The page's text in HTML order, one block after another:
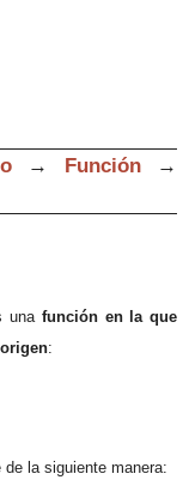
→ Función →
una función en la que
:
la siguiente manera: